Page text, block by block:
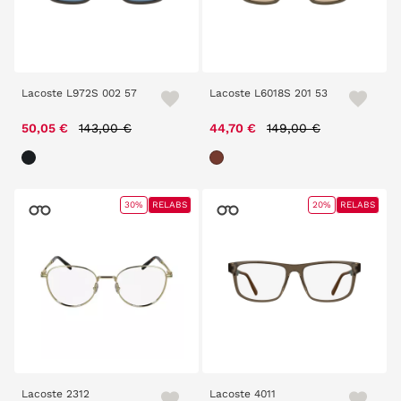
Lacoste L972S 002 57
50,05 € Price reduced from
143,00 €
Lacoste L6018S 201 53
44,70 € Price reduced from
149,00 €
Lacoste 2312
30% RELABS
Lacoste 4011
20% RELABS